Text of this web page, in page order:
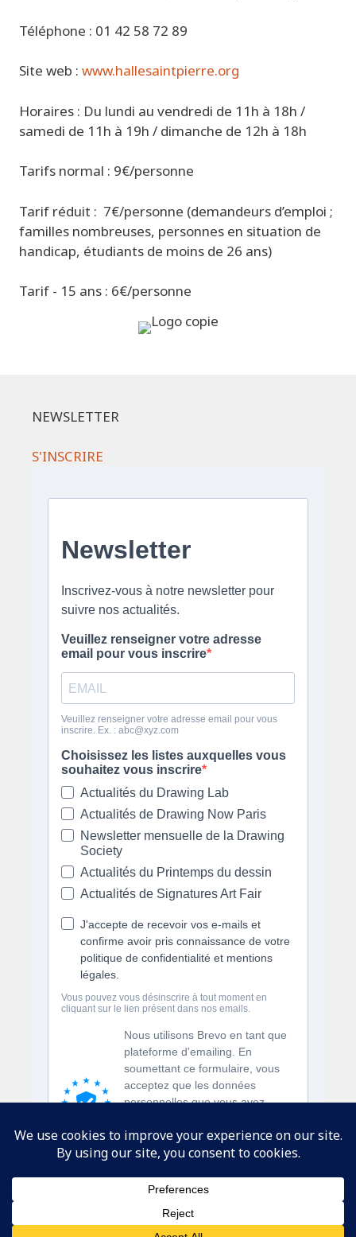
Téléphone : 01 42 58 72 89
Site web : www.hallesaintpierre.org
Horaires : Du lundi au vendredi de 11h à 18h /
samedi de 11h à 19h / dimanche de 12h à 18h
Tarifs normal : 9€/personne
Tarif réduit : 7€/personne (demandeurs d’emploi ;
familles nombreuses, personnes en situation de
handicap, étudiants de moins de 26 ans)
Tarif - 15 ans : 6€/personne
NEWSLETTER
S'INSCRIRE
SUIVEZ-NOUS